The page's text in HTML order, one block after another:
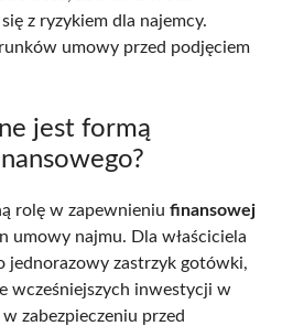
z ryzykiem dla najemcy.
umowy przed podjęciem
jest formą
rolę w zapewnieniu finansowej
umowy najmu. Dla właściciela
jednorazowy zastrzyk gotówki,
wcześniejszych inwestycji w
zabezpieczeniu przed